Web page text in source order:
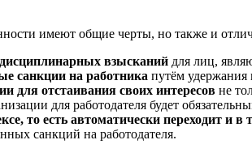
имеют общие черты, но также и
взысканий для лиц,
санкции на работника путём удержания
для отстаивания своих интересов не
для работодателя будет
то есть автоматически переходит
санкций на работодателя.